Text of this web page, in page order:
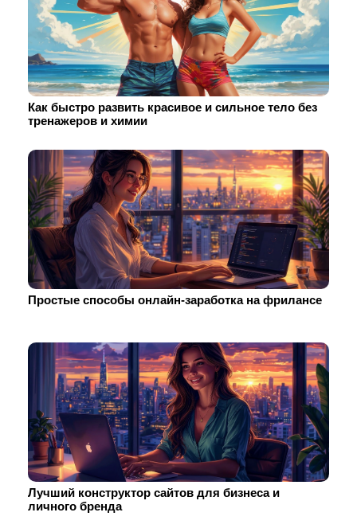
Как быстро развить красивое и сильное тело без
тренажеров и химии
Простые способы онлайн-заработка на фрилансе
Лучший конструктор сайтов для бизнеса и
личного бренда